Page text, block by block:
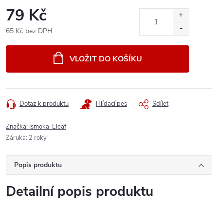
79 Kč
65 Kč bez DPH
VLOŽIT DO KOŠÍKU
Dotaz k produktu Hlídací pes Sdílet
Značka: Ismoka-Eleaf
Záruka: 2 roky
Popis produktu
Detailní popis produktu